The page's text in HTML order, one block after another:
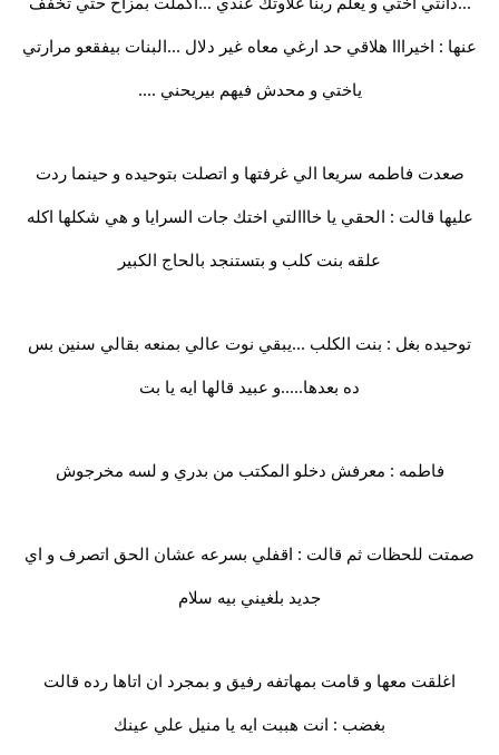
عنها : اخيرااا هلاقي حد ارغي معاه غير دلال ...البنات بيفقعو مرارتي
ياختي و محدش فيهم بيريحني ....
صعدت فاطمه سريعا الي غرفتها و اتصلت بتوحيده و حينما ردت
عليها قالت : الحقي يا خااالتي اختك جات السرايا و هي شكلها اكله
علقه بنت كلب و بتستنجد بالحاج الكبير
توحيده بغل : بنت الكلب ...يبقي نوت عالي بمنعه بقالي سنين بس
ده بعدها.....و عبيد قالها ايه يا بت
فاطمه : معرفش دخلو المكتب من بدري و لسه مخرجوش
صمتت للحظات ثم قالت : اقفلي بسرعه عشان الحق اتصرف و اي
جديد بلغيني بيه سلام
اغلقت معها و قامت بمهاتفه رفيق و بمجرد ان اتاها رده قالت
بغضب : انت هببت ايه يا منيل علي عينك